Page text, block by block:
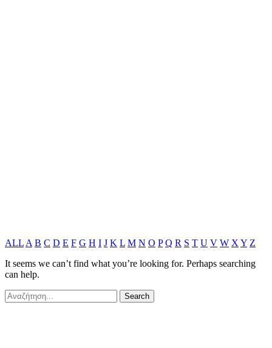
ALL A B C D E F G H I J K L M N O P Q R S T U V W X Y Z
It seems we can’t find what you’re looking for. Perhaps searching
can help.